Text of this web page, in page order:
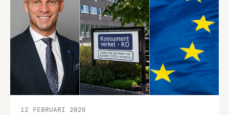
12 FEBRUARI 2026